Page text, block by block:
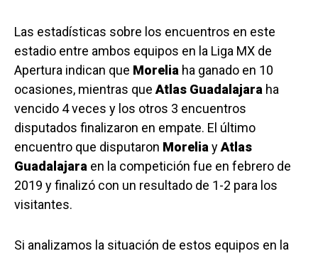
Las estadísticas sobre los encuentros en este
estadio entre ambos equipos en la Liga MX de
Apertura indican que Morelia ha ganado en 10
ocasiones, mientras que Atlas Guadalajara ha
vencido 4 veces y los otros 3 encuentros
disputados finalizaron en empate. El último
encuentro que disputaron Morelia yAtlas
Guadalajara en la competición fue en febrero de
2019 y finalizó con un resultado de 1-2 para los
visitantes.
Si analizamos la situación de estos equipos en la